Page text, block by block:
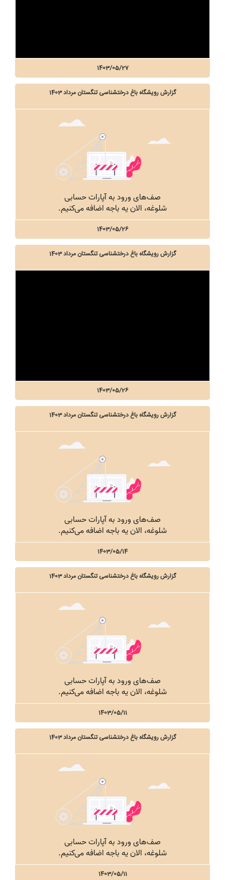
1403/05/27
گزارش رویشگاه باغ درختشناسی تنگستان مرداد 1403
1403/05/26
گزارش رویشگاه باغ درختشناسی تنگستان مرداد 1403
1403/05/26
گزارش رویشگاه باغ درختشناسی تنگستان مرداد 1403
1403/05/14
گزارش رویشگاه باغ درختشناسی تنگستان مرداد 1403
1403/05/11
گزارش رویشگاه باغ درختشناسی تنگستان مرداد 1403
1403/05/11